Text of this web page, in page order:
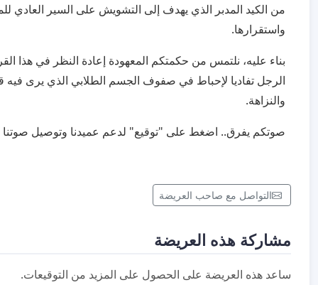
من الكيد المدبر الذي يهدف إلى التشويش على السير العادي
واستقرارها.
​بناء عليه، نلتمس من حكمتكم المعهودة إعادة النظر في هذا
الرجل تفاديا لإحباط في صفوف الجسم الطلابي الذي يرى فيه
والنزاهة.
​صوتكم يفرق.. اضغط على "توقيع" لدعم عميدنا وتوصيل صوتنا
التواصل مع صاحب العريضة
مشاركة هذه العريضة
ساعد هذه العريضة على الحصول على المزيد من التوقيعات.